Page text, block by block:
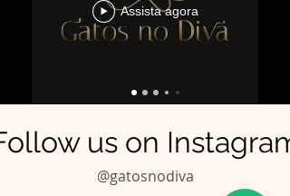
Assista agora
us on Instagram
@gatosnodiva